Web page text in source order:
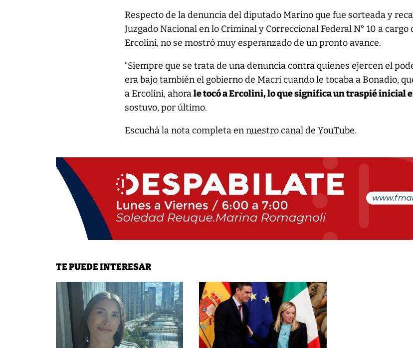
Respecto de la denuncia del diputado Marino que fue sorteada y
Juzgado Nacional en lo Criminal y Correccional Federal N° 10 a cargo
Ercolini, no se mostró muy esperanzado de un pronto avance.
“Siempre que se trata de una denuncia contra quienes ejercen el
era bajo también el gobierno de Macri cuando le tocaba a Bonadio,
a Ercolini, ahorale tocó a Ercolini, lo que significa un traspié inicial
sostuvo, por último.
Escuchá la nota completa en nuestro canal de YouTube.
TE PUEDE INTERESAR